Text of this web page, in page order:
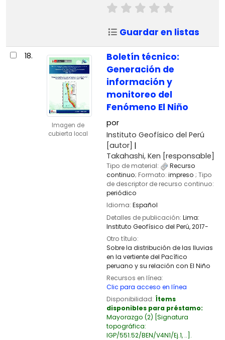
Guardar en listas
18.
Imagen de
cubierta local
Boletín técnico:
Generación de
información y
monitoreo del
Fenómeno El Niño
por
Instituto Geofísico del Perú
[autor]
Takahashi, Ken [responsable]
Tipo de material:
Recurso
continuo; Formato: impreso ; Tipo
de descriptor de recurso continuo:
periódico
Idioma: Español
Detalles de publicación: Lima:
Instituto Geofísico del Perú,2017-
Otro título:
Sobre la distribución de las lluvias
en la vertiente del Pacífico
peruano y su relación con El Niño
Recursos en línea:
Clic para acceso en línea
Disponibilidad: Ítems
disponibles para préstamo:
Mayorazgo (2) Signatura
topográfica:
IGP/551.52/BEN/V4N1/Ej.1, .. .